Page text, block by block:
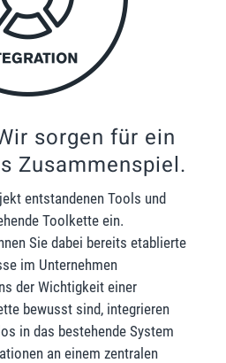
sorgen für ein
Zusammenspiel.
entstandenen Tools und
Toolkette ein.
Sie dabei bereits etablierte
im Unternehmen
der Wichtigkeit einer
bewusst sind, integrieren
in das bestehende System
an einem zentralen